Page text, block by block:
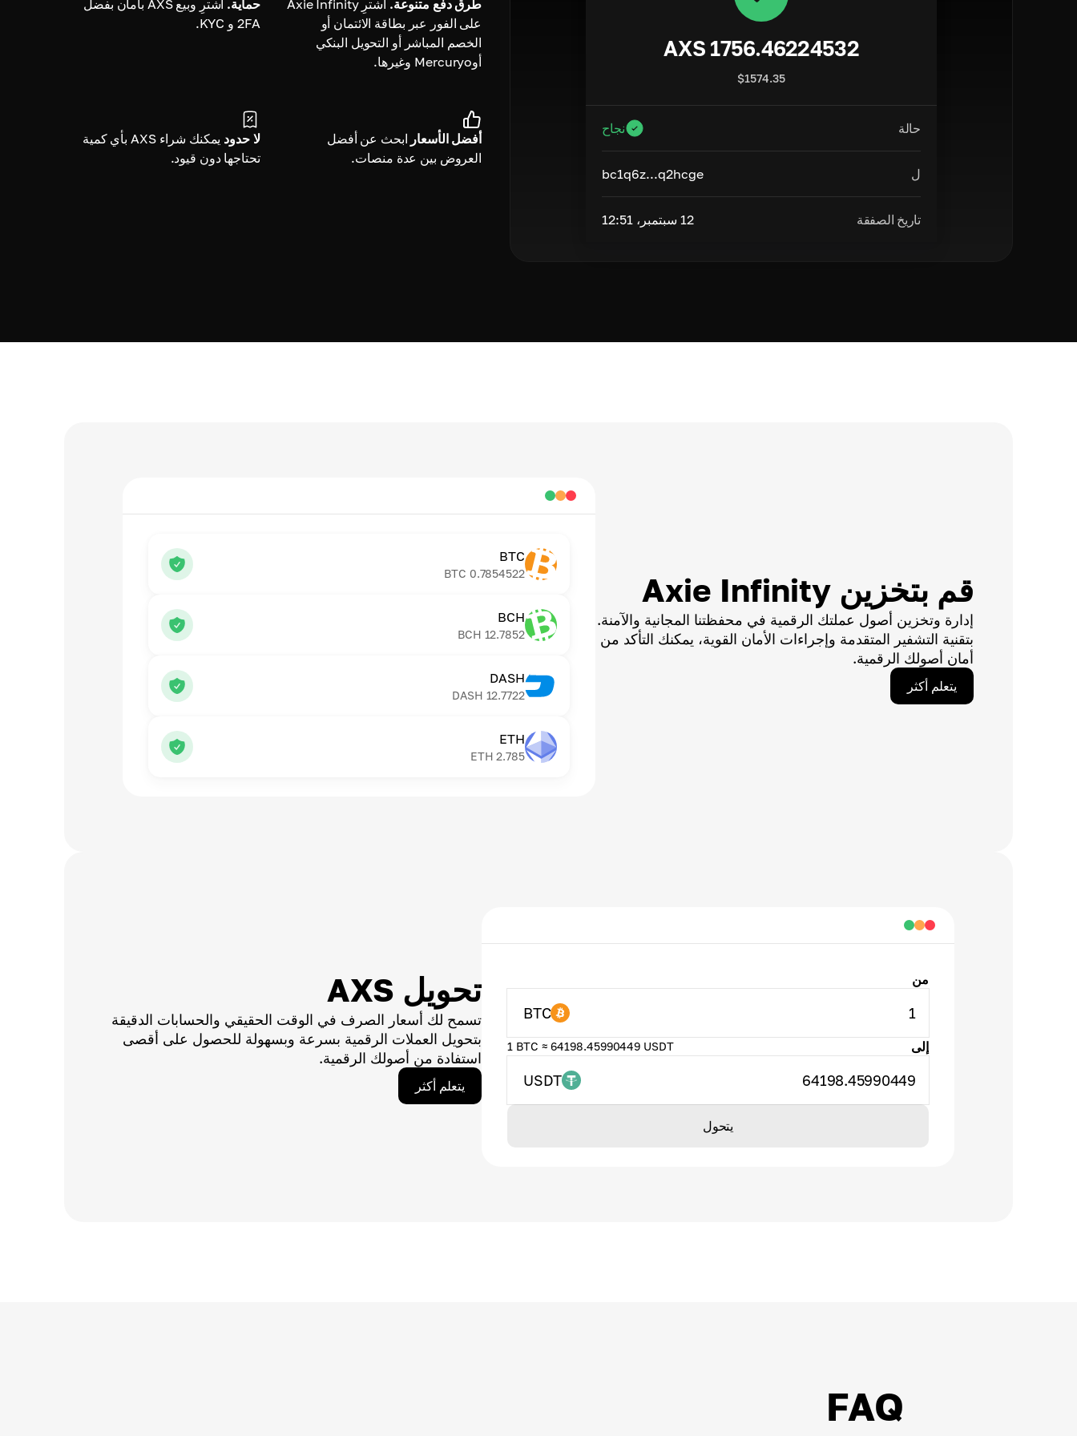
1756.46224532
AXS
$1574.35
حالة نجاح
ل bc1q6z...q2hcge
تاريخ الصفقة 12 سبتمبر، 12:51
طرق دفع متنوعة.
اشترِ Axie Infinity
على الفور عبر بطاقة الائتمان أو
الخصم المباشر أو التحويل البنكي
أوMercuryo وغيرها.
حماية.
اشترِ وبيع AXS بأمان بفضل
2FA و KYC.
أفضل الأسعار ابحث عن أفضل
العروض بين عدة منصات.
لا حدود
يمكنك شراء AXS بأي كمية
تحتاجها دون قيود.
قم بتخزين Axie Infinity
إدارة وتخزين أصول عملتك الرقمية في محفظتنا المجانية والآمنة.
بتقنية التشفير المتقدمة وإجراءات الأمان القوية، يمكنك التأكد من
أمان أصولك الرقمية.
يتعلم أكثر
BTC
0.7854522
BTC
BCH
12.7852
BCH
DASH
12.7722
DASH
ETH
2.785
ETH
تحويل AXS
تسمح لك أسعار الصرف في الوقت الحقيقي والحسابات الدقيقة
بتحويل العملات الرقمية بسرعة وبسهولة للحصول على أقصى
استفادة من أصولك الرقمية.
يتعلم أكثر
من
1
BTC
إلى 1 BTC ≈ 64198.45990449 USDT
64198.45990449
USDT
يتحول
FAQ